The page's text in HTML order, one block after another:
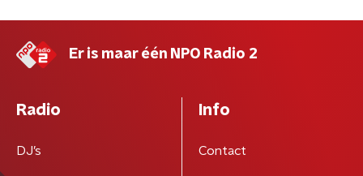
Er is maar één NPO Radio 2
Radio
DJ’s
Info
Contact